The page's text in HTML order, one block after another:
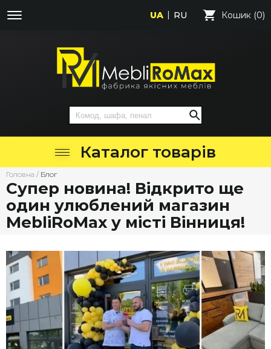
UA RU Кошик (0)
Каталог товарів
Головна / Блог
Супер новина! Відкрито ще
один улюблений магазин
MebliRoMax у місті Вінниця!